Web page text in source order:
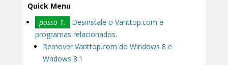
Quick Menu
passo 1.
Desinstale o Vanttop.com e
programas relacionados.
Remover Vanttop.com do Windows 8 e
Wndows 8.1